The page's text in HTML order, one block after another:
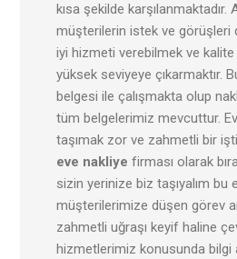
kısa şekilde karşılanmaktadır.
müşterilerin istek ve görüşleri
iyi hizmeti verebilmek ve kalite
yüksek seviyeye çıkarmaktır.
belgesi ile çalışmakta olup
tüm belgelerimiz mevcuttur.
taşımak zor ve zahmetli bir
eve nakliyefirması olarak
sizin yerinize biz taşıyalım bu
müşterilerimize düşen görev
zahmetli uğraşı keyif haline
hizmetlerimiz konusunda bilgi